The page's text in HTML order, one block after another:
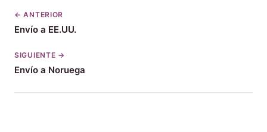
← ANTERIOR
Envío a EE.UU.
SIGUIENTE →
Envío a Noruega